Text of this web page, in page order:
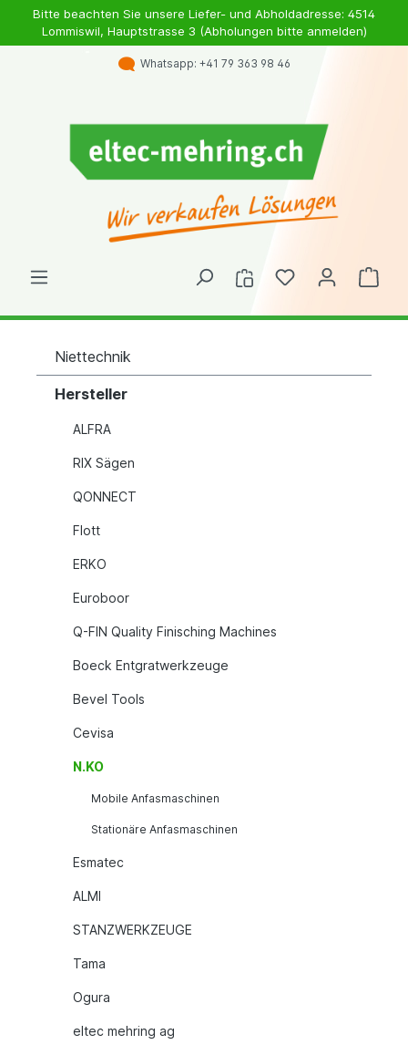
Bitte beachten Sie unsere Liefer- und Abholdadresse: 4514
Lommiswil, Hauptstrasse 3 (Abholungen bitte anmelden)
Whatsapp: +41 79 363 98 46
Niettechnik
Hersteller
ALFRA
RIX Sägen
QONNECT
Flott
ERKO
Euroboor
Q-FIN Quality Finisching Machines
Boeck Entgratwerkzeuge
Bevel Tools
Cevisa
N.KO
Mobile Anfasmaschinen
Stationäre Anfasmaschinen
Esmatec
ALMI
STANZWERKZEUGE
Tama
Ogura
eltec mehring ag